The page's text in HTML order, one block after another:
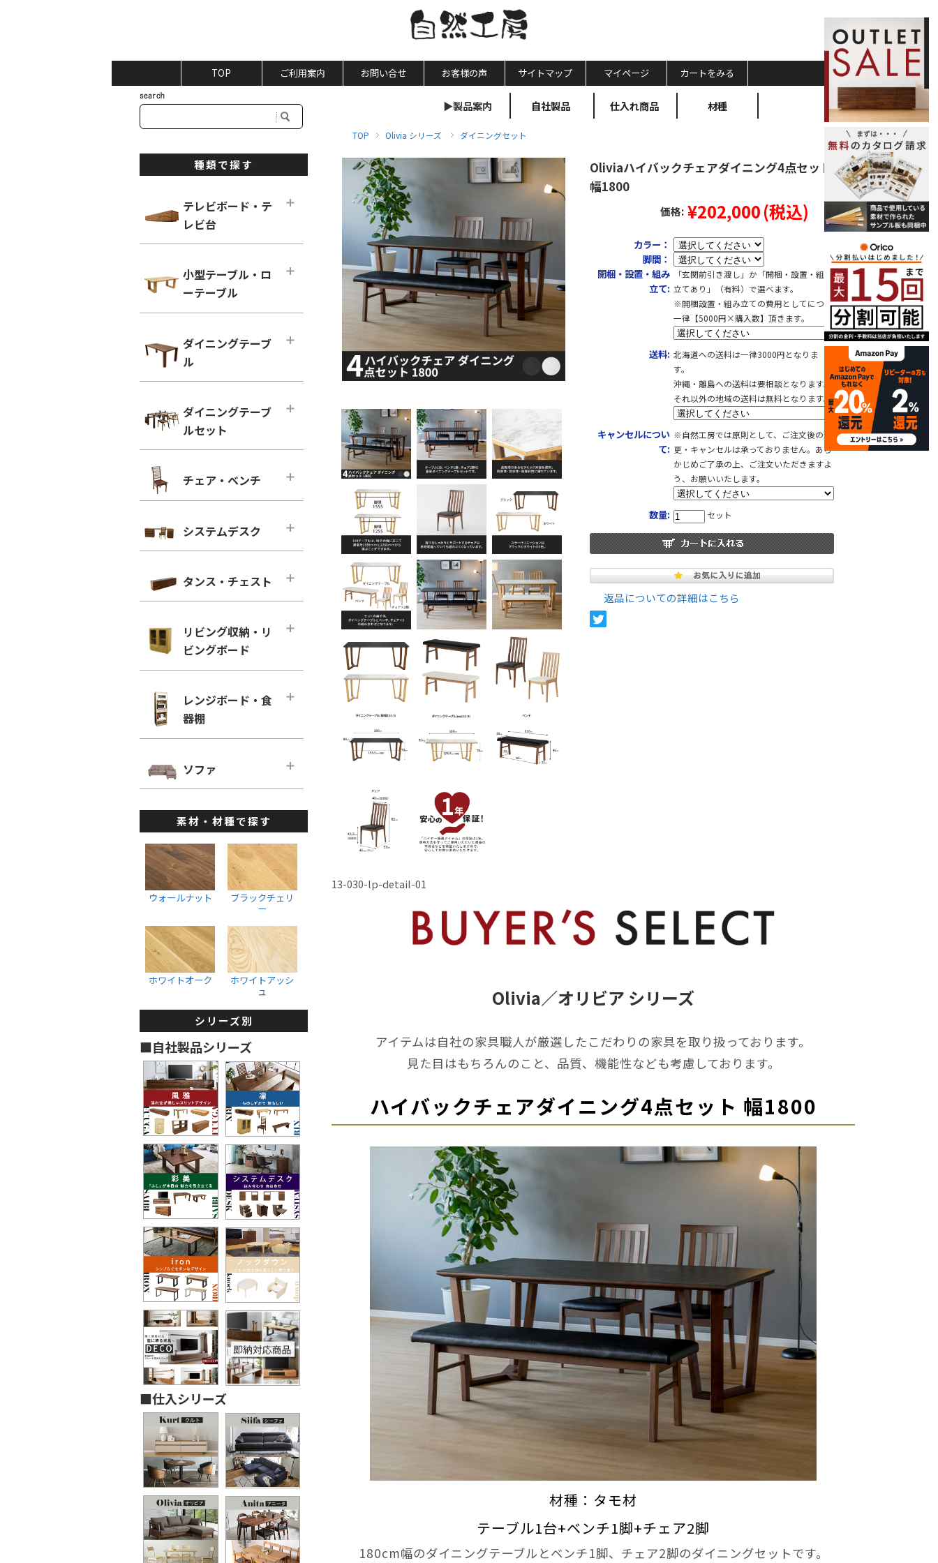
TOP ご利用案内 お問い合せ お客様の声 サイトマップ マイページ カートをみる
▶製品案内 自社製品 仕入れ商品 材種
TOP Olivia シリーズ ダイニングセット
Oliviaハイバックチェアダイニング4点セット
幅1800
価格: ¥202,000(税込)
カラー：
脚間：
開梱・設置・組み
立て:
「玄関前引き渡し」か「開梱・設置・組み
立てあり」（有料）で選べます。
※開梱設置・組み立ての費用としてにつき
一律【5000円×購入数】頂きます。
送料: 北海道への送料は一律3000円となりま
す。
沖縄・離島への送料は要相談となります。
それ以外の地域の送料は無料となります。
キャンセルについ
て:
※自然工房では原則として、ご注文後の変
更・キャンセルは承っておりません。あら
かじめご了承の上、ご注文いただきますよ
う、お願いいたします。
数量: セット
返品についての詳細はこちら
13-030-lp-detail-01
Olivia／オリビア シリーズ
アイテムは自社の家具職人が厳選したこだわりの家具を取り扱っております。
見た目はもちろんのこと、品質、機能性なども考慮しております。
ハイバックチェアダイニング4点セット 幅1800
材種：タモ材
テーブル1台+ベンチ1脚+チェア2脚
180cm幅のダイニングテーブルとベンチ1脚、チェア2脚のダイニングセットです。
種類で探す
テレビボード・テ
レビ台
ロータイプ テレビボード
ハイタイプ テレビボード
幅100cm未満
幅100cm～150cm未満
幅150cm～200cm未満
幅200cm～300cm未満
幅300cm以上
ウォールナット
ブラックチェリー
ホワイトオーク
小型テーブル・ロ
ーテーブル
幅100cm未満
幅100cm以上
引き出し付きタイプ
ウォールナット
ホワイトオーク
ホワイトアッシュ
ダイニングテーブ
ル
幅100cm～150cm未満
幅150cm～200cm未満
2人用
4人用
6人用
シンプルタイプ
ウォールナット
ホワイトオーク
ダイニングテーブ
ルセット
凛／RIN
ブラックチェリー
ホワイトオーク
ホワイトアッシュ
チェア・ベンチ
ダイニングチェア
ブラックチェリー
ホワイトオーク
ホワイトアッシュ
リビングチェア
デスクチェア・オフィスチェア
ベンチ
ウォールナット
ブラックチェリー
ホワイトアッシュ
スツール
システムデスク
■幅160cm
幅160cm－奥行き60cm
■幅180cm
幅180cm－奥行き46cm
幅180cm－奥行き60cm
■幅200cm
幅200cm－奥行き46cm
幅200cm－奥行き60cm
■幅220cm
幅220cm－奥行き46cm
幅220cmー奥行き60cm
■幅240cm
幅240cm－奥行き46cm
幅240cmー奥行き60cm
タンス・チェスト
ローチェスト
幅100cm未満
幅150cm～200cm未満
幅200cm以上
ブラックチェリー
ホワイトオーク
ホワイトアッシュ
幅100cm未満
幅100cm～150cm未満
幅150cm～200cm未満
幅200cm以上
ウォールナット
ブラックチェリー
ホワイトアッシュ
タンス・着物箪笥
リビング収納・リ
ビングボード
インページ
キャビネット・サイドボード
ウォールナット
ブラックチェリー
棚・ラック・シェルフ
ウォールナット
ブラックチェリー
ホワイトオーク
収納ボックス
レンジボード・食
器棚
ジ
レンジボード
ソファ
カウチソファ
1人掛けソファ
2人掛けソファ
3人掛けソファ
ブラックチェリー
ホワイトオーク
素材・材種で探す
ウォールナット
ブラックチェリ
ー
ホワイトオーク
ホワイトアッシ
ュ
シリーズ別
■自社製品シリーズ
■仕入シリーズ